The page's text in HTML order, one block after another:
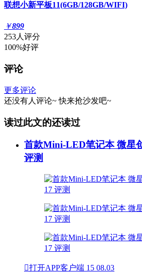
联想小新平板11(6GB/128GB/WIFI)
￥899
253人评分
100%好评
评论
更多评论
还没有人评论~ 快来抢沙发吧~
读过此文的还读过
首款Mini-LED笔记本 微星
评测
打开APP客户端 15 08.03